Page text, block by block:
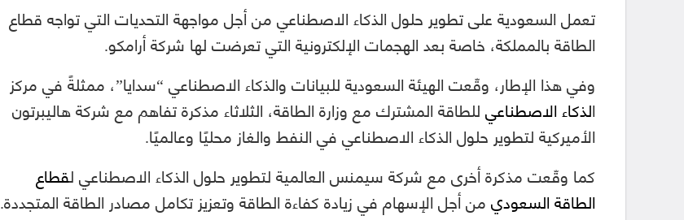
تعمل السعودية على تطوير حلول الذكاء الاصطناعي من أجل مواجهة التحديات التي تواجه قطاع
الطاقة بالمملكة، خاصة بعد الهجمات الإلكترونية التي تعرضت لها شركة أرامكو.
وفي هذا الإطار، وقّعت الهيئة السعودية للبيانات والذكاء الاصطناعي “سدايا”، ممثلةً في مركز
الذكاء الاصطناعيللطاقة المشترك مع وزارة الطاقة، الثلاثاء مذكرة تفاهم مع شركة هاليبرتون
الأميركية لتطوير حلول الذكاء الاصطناعي في النفط والغاز محليًا وعالميًا.
كما وقّعت مذكرة أخرى مع شركة سيمنس العالمية لتطوير حلول الذكاء الاصطناعي لقطاع
الطاقة السعوديمن أجل الإسهام في زيادة كفاءة الطاقة وتعزيز تكامل مصادر الطاقة المتجددة.